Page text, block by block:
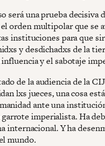
será una prueba decisiva
orden multipolar que se
instituciones para que
y desdichadxs de la
y el sabotaje
de la audiencia de la
lxs jueces, una cosa
ante una
imperialista. Ha
internacional. Y ha
mundo.